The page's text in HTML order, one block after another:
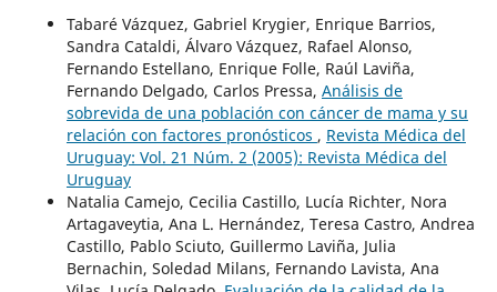
Tabaré Vázquez, Gabriel Krygier, Enrique Barrios,
Sandra Cataldi, Álvaro Vázquez, Rafael Alonso,
Fernando Estellano, Enrique Folle, Raúl Laviña,
Fernando Delgado, Carlos Pressa, Análisis de
sobrevida de una población con cáncer de mama y su
relación con factores pronósticos , Revista Médica del
Uruguay: Vol. 21 Núm. 2 (2005): Revista Médica del
Uruguay
Natalia Camejo, Cecilia Castillo, Lucía Richter, Nora
Artagaveytia, Ana L. Hernández, Teresa Castro, Andrea
Castillo, Pablo Sciuto, Guillermo Laviña, Julia
Bernachin, Soledad Milans, Fernando Lavista, Ana